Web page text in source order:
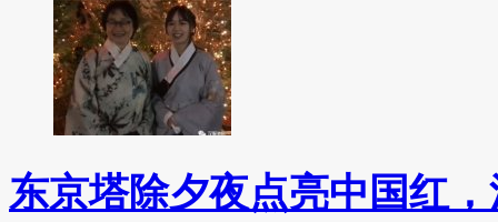
东京塔除夕夜点亮中国红